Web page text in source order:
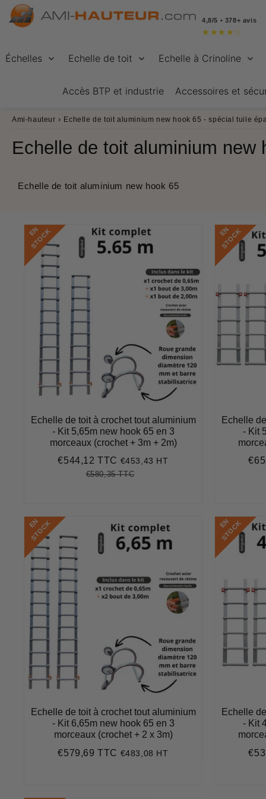
4,8/5 • 378+ avis
★ ★ ★ ★ ☆
Échelles Echelle de toit Echelle à Crinoline
Accès BTP et industrie Accessoires et
Ami-hauteur › Echelle de toit aluminium new hook 65 - spécial tuile
Echelle de toit aluminium
Echelle de toit aluminium new hook 65
E
N
S
T
O
C
K
Echelle de toit à crochet tout aluminium
- Kit 5,65m new hook 65 en 3
morceaux (crochet + 3m + 2m)
Prix
€544,12 TTC €544,12
€453,43 HT
Prix
€580,35 TTC€580,35
E
N
S
T
O
C
K
Echelle
- Kit
Prix
E
N
S
T
O
C
K
Echelle de toit à crochet tout aluminium
- Kit 6,65m new hook 65 en 3
morceaux (crochet + 2 x 3m)
Prix
€579,69 TTC €579,69
€483,08 HT
E
N
S
T
O
C
K
Echelle
- Kit
Prix